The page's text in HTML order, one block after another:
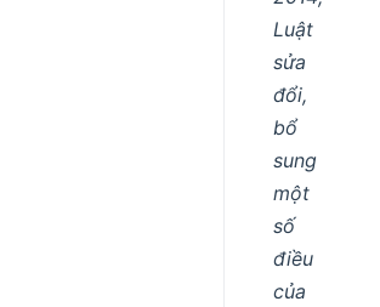
Luật
sửa
đổi,
bổ
sung
một
số
điều
của